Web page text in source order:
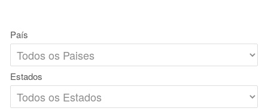
País
Estados